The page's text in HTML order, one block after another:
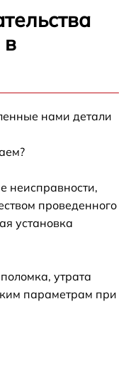
в
нами детали
неисправности,
проведенного
установка
утрата
параметрам при